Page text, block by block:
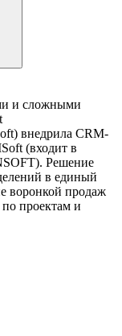
и сложными
внедрила CRM-
(входит в
Решение
в единый
воронкой продаж
проектам и